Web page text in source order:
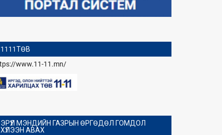
1111ТӨВ
www.11-11.mn/
ЭРҮҮЛ МЭНДИЙН ГАЗРЫН ӨРГӨДӨЛ ГОМДОЛ
ХҮЛЭЭН АВАХ